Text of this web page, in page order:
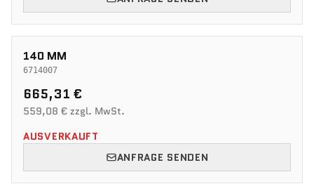
140 MM
6714007
665,31 €
559,08 € zzgl. MwSt.
AUSVERKAUFT
ANFRAGE SENDEN